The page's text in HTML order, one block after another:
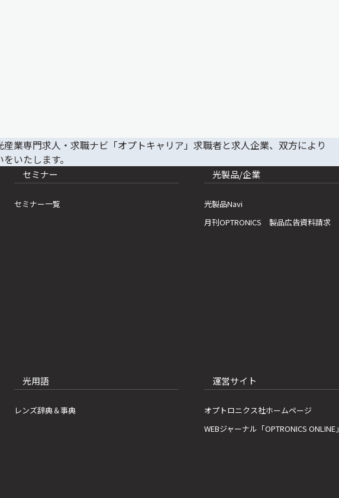
セミナー
セミナー一覧
光製品/企業
光製品Navi
月刊OPTRONICS 製品広告資料請求
光用語
レンズ辞典＆事典
運営サイト
オプトロニクス社ホームページ
WEBジャーナル「OPTRONICS ONLINE」